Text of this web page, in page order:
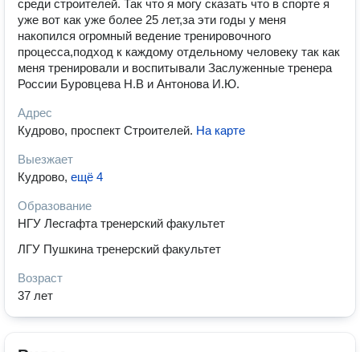
среди строителей. Так что я могу сказать что в спорте я
уже вот как уже более 25 лет,за эти годы у меня
накопился огромный ведение тренировочного
процесса,подход к каждому отдельному человеку так как
меня тренировали и воспитывали Заслуженные тренера
России Буровцева Н.В и Антонова И.Ю.
Адрес
Кудрово, проспект Строителей. На карте
Выезжает
Кудрово, ещё 4
Образование
НГУ Лесгафта тренерский факультет
ЛГУ Пушкина тренерский факультет
Возраст
37 лет